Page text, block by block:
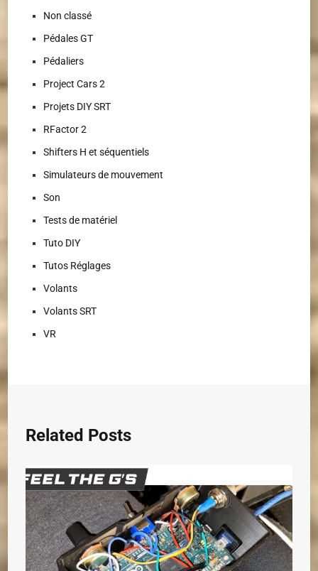
Non classé
Pédales GT
Pédaliers
Project Cars 2
Projets DIY SRT
RFactor 2
Shifters H et séquentiels
Simulateurs de mouvement
Son
Tests de matériel
Tuto DIY
Tutos Réglages
Volants
Volants SRT
VR
Related Posts